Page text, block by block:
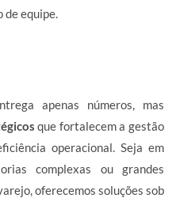
equipe.
apenas números, mas
que fortalecem a gestão
operacional. Seja em
complexas ou grandes
oferecemos soluções sob